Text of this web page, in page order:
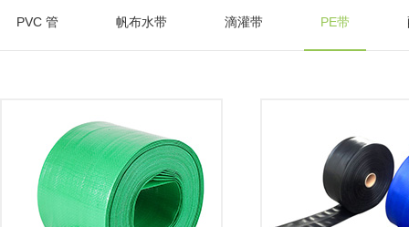
PVC 管 帆布水带 滴灌带 PE带